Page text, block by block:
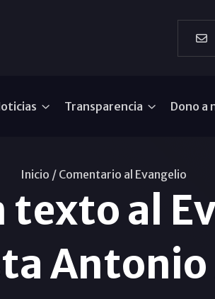
Transparencia Dono a
Inicio / Comentario al Evangelio
al
Antonio